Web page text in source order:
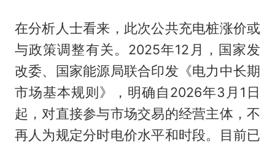
在分析人士看来，此次公共充电桩涨价或
与政策调整有关。2025年12月，国家发
改委、国家能源局联合印发《电力中长期
市场基本规则》，明确自2026年3月1日
起，对直接参与市场交易的经营主体，不
再人为规定分时电价水平和时段。目前已